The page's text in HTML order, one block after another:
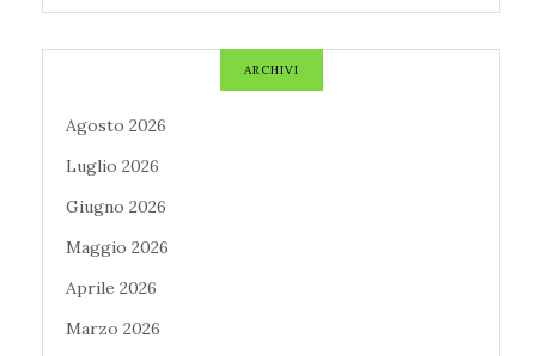
ARCHIVI
Agosto 2026
Luglio 2026
Giugno 2026
Maggio 2026
Aprile 2026
Marzo 2026